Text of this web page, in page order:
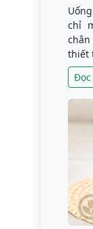
chỉ
thiết